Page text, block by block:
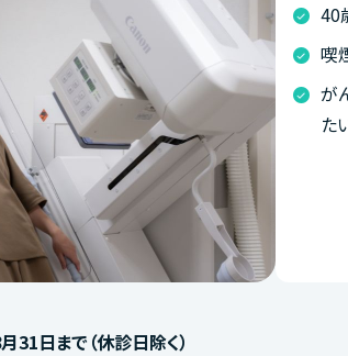
40
喫
が
た
日まで（休診日除く）